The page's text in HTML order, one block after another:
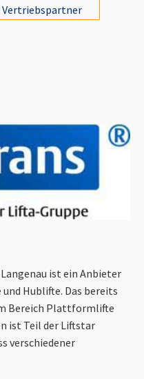
Vertriebspartner
ist ein Anbieter
Hublifte. Das bereits
Bereich Plattformlifte
ist Teil der Liftstar
verschiedener